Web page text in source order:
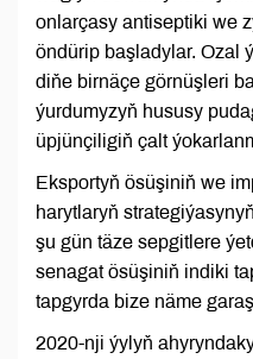
onlarçasy antiseptiki we
öndürip başladylar. Ozal
diňe birnäçe görnüşleri
ýurdumyzyň hususy
üpjünçiligiň çalt
Eksportyň ösüşiniň we
harytlaryň
şu gün täze sepgitlere
senagat ösüşiniň indiki
tapgyrda bize näme
2020-nji ýylyň